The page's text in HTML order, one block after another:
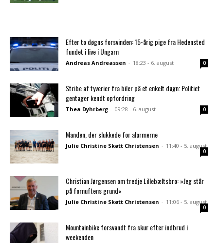
Efter to døgns forsvinden: 15-årig pige fra Hedensted
fundet i live i Ungarn
Andreas Andreassen - 18:23 - 6. august 0
Stribe af tyverier fra biler på et enkelt døgn: Politiet
gentager kendt opfordring
Thea Dyhrberg - 09:28 - 6. august 0
Manden, der slukkede for alarmerne
Julie Christine Skøtt Christensen - 11:40 - 5. august
0
Christian Jørgensen om tredje Lillebæltsbro: »Jeg står
på fornuftens grund«
Julie Christine Skøtt Christensen - 11:06 - 5. august
0
Mountainbike forsvandt fra skur efter indbrud i
weekenden